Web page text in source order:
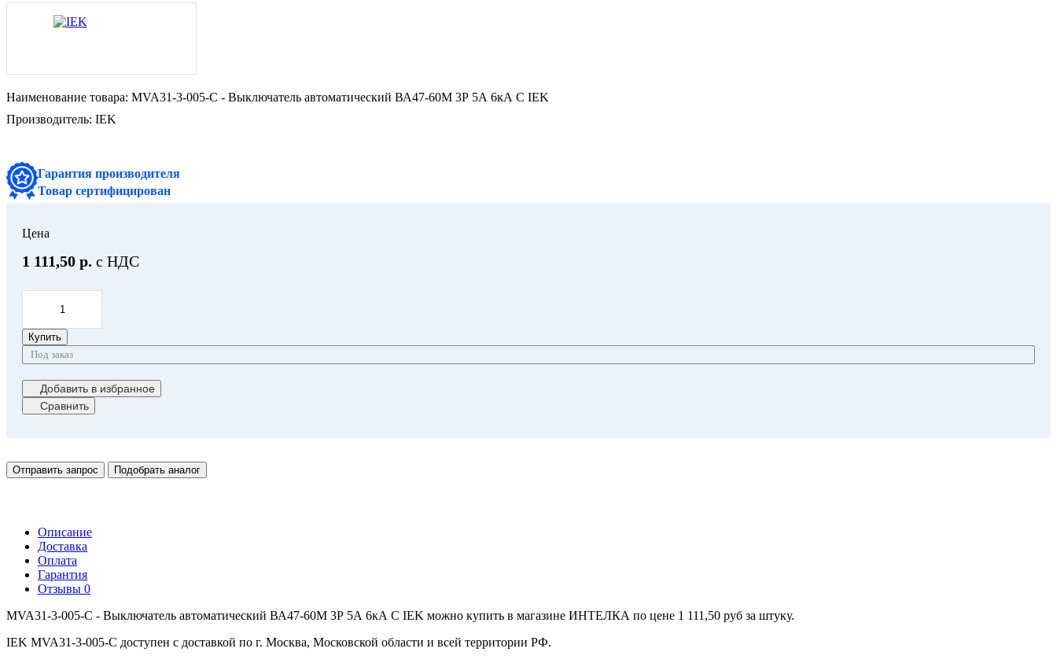
Наименование товара: MVA31-3-005-C - Выключатель автоматический ВА47-60M 3Р 5А 6кА С IEK
Производитель: IEK
Гарантия производителя
Товар сертифицирован
Цена
1 111,50 р. с НДС
Купить
Под заказ
Добавить в избранное
Сравнить
Отправить запрос Подобрать аналог
Описание
Доставка
Оплата
Гарантия
Отзывы 0
MVA31-3-005-C - Выключатель автоматический ВА47-60M 3Р 5А 6кА С IEK можно купить в магазине ИНТЕЛКА по цене 1 111,50 руб за штуку.
IEK MVA31-3-005-C доступен с доставкой по г. Москва, Московской области и всей территории РФ.